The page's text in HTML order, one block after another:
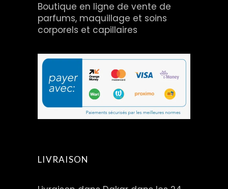
Boutique en ligne de vente de
parfums, maquillage et soins
corporels et capillaires
LIVRAISON